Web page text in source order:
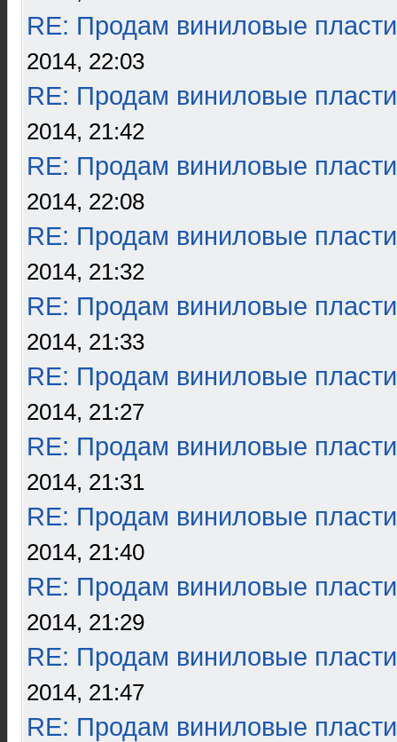
RE: Продам виниловые
2014, 22:03
RE: Продам виниловые
2014, 21:42
RE: Продам виниловые
2014, 22:08
RE: Продам виниловые
2014, 21:32
RE: Продам виниловые
2014, 21:33
RE: Продам виниловые
2014, 21:27
RE: Продам виниловые
2014, 21:31
RE: Продам виниловые
2014, 21:40
RE: Продам виниловые
2014, 21:29
RE: Продам виниловые
2014, 21:47
RE: Продам виниловые